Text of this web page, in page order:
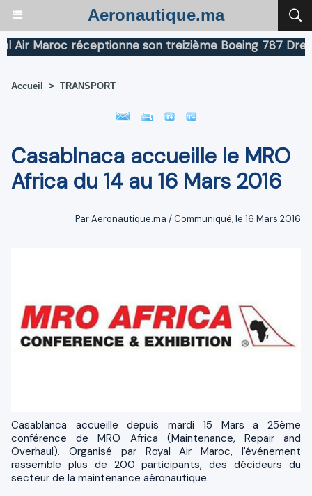
Aeronautique.ma
Maroc réceptionne son treizième Boeing 787
Accueil > TRANSPORT
Casablnaca accueille le MRO
Africa du 14 au 16 Mars 2016
Par Aeronautique.ma / Communiqué, le 16 Mars 2016
Casablanca accueille depuis mardi 15 Mars a 25ème
conférence de MRO Africa (Maintenance, Repair and
Overhaul). Organisé par Royal Air Maroc, l'événement
rassemble plus de 200 participants, des décideurs du
secteur de la maintenance aéronautique.